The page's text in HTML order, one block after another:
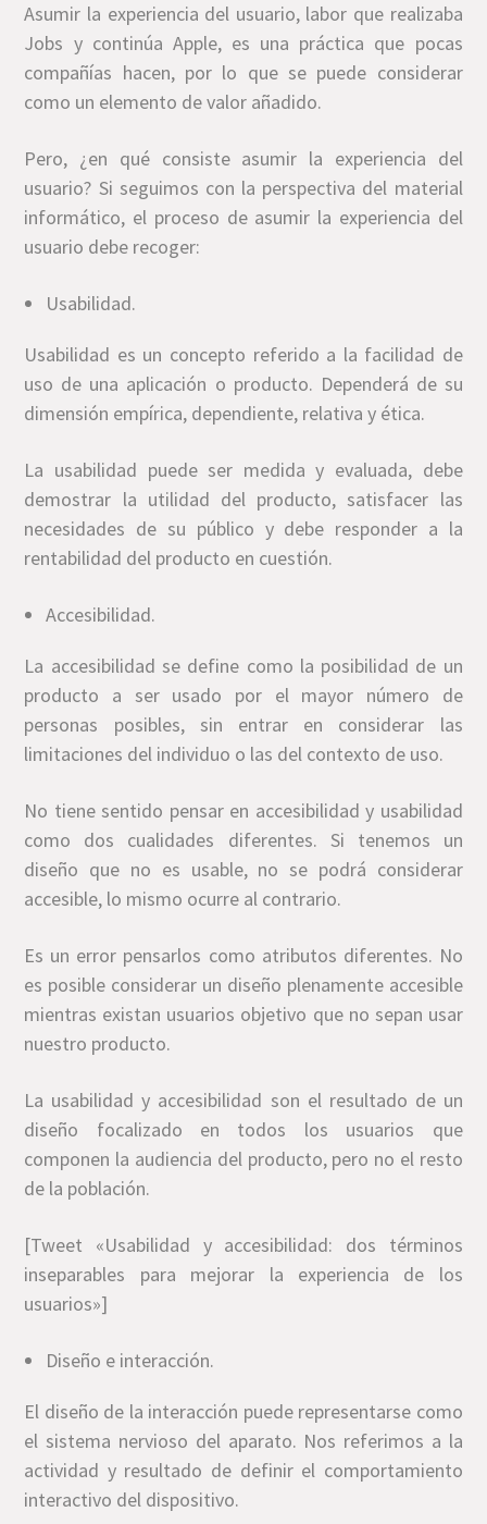
Asumir la experiencia del usuario, labor que realizaba
Jobs y continúa Apple, es una práctica que pocas
compañías hacen, por lo que se puede considerar
como un elemento de valor añadido.
Pero, ¿en qué consiste asumir la experiencia del
usuario? Si seguimos con la perspectiva del material
informático, el proceso de asumir la experiencia del
usuario debe recoger:
Usabilidad.
Usabilidad es un concepto referido a la facilidad de
uso de una aplicación o producto. Dependerá de su
dimensión empírica, dependiente, relativa y ética.
La usabilidad puede ser medida y evaluada, debe
demostrar la utilidad del producto, satisfacer las
necesidades de su público y debe responder a la
rentabilidad del producto en cuestión.
Accesibilidad.
La accesibilidad se define como la posibilidad de un
producto a ser usado por el mayor número de
personas posibles, sin entrar en considerar las
limitaciones del individuo o las del contexto de uso.
No tiene sentido pensar en accesibilidad y usabilidad
como dos cualidades diferentes. Si tenemos un
diseño que no es usable, no se podrá considerar
accesible, lo mismo ocurre al contrario.
Es un error pensarlos como atributos diferentes. No
es posible considerar un diseño plenamente accesible
mientras existan usuarios objetivo que no sepan usar
nuestro producto.
La usabilidad y accesibilidad son el resultado de un
diseño focalizado en todos los usuarios que
componen la audiencia del producto, pero no el resto
de la población.
[Tweet «Usabilidad y accesibilidad: dos términos
inseparables para mejorar la experiencia de los
usuarios»]
Diseño e interacción.
El diseño de la interacción puede representarse como
el sistema nervioso del aparato. Nos referimos a la
actividad y resultado de definir el comportamiento
interactivo del dispositivo.